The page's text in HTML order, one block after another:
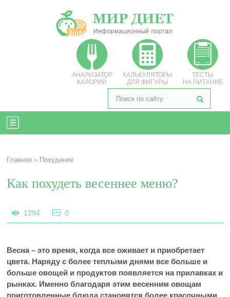
АНАЛИЗАТОР
КАЛОРИЙ
КАЛЬКУЛЯТОРЫ
ДЛЯ ФИГУРЫ
ТЕСТЫ
НА ПИТАНИЕ
Главная » Похудение
Как похудеть весеннее меню?
1294 0
Весна – это время, когда все оживает и приобретает
цвета. Наряду с более теплыми днями все больше и
больше овощей и продуктов появляется на прилавках и
рынках. Именно благодаря этим весенним овощам
приготовленные блюда становятся более красочными